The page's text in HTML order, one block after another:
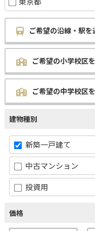
ご希望の沿線・駅
ご希望の小学校区
ご希望の中学校区
建物種別
新築一戸建て
中古マンション
投資用
価格